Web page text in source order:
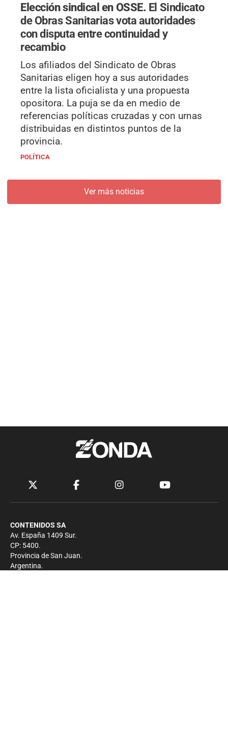
Elección sindical en OSSE. El Sindicato
de Obras Sanitarias vota autoridades
con disputa entre continuidad y
recambio
Los afiliados del Sindicato de Obras
Sanitarias eligen hoy a sus autoridades
entre la lista oficialista y una propuesta
opositora. La puja se da en medio de
referencias políticas cruzadas y con urnas
distribuidas en distintos puntos de la
provincia.
POLÍTICA
Ver más noticias
CONTENIDOS SA
Av. España 1409 Sur.
CP: 5400.
Provincia de San Juan.
Argentina.